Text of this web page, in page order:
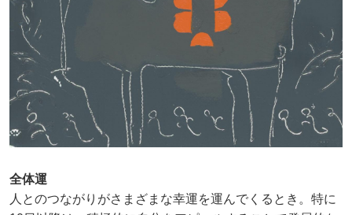
全体運
人とのつながりがさまざまな幸運を運んでくるとき。特に